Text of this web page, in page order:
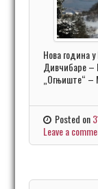
Нова година
Дивчибаре –
„Огњиште“
Posted on
Leave a